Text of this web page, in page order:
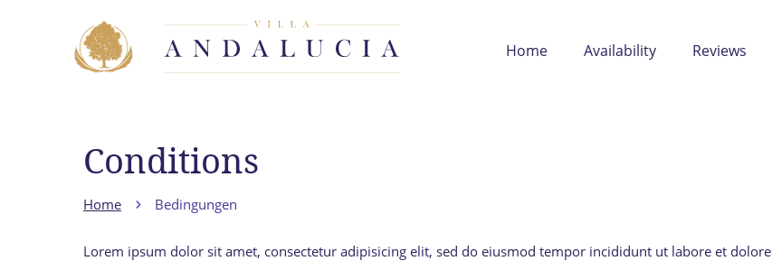
Home Availability Reviews
Conditions
Home Bedingungen
Lorem ipsum dolor sit amet, consectetur adipisicing elit, sed do eiusmod tempor incididunt ut labore et dolore